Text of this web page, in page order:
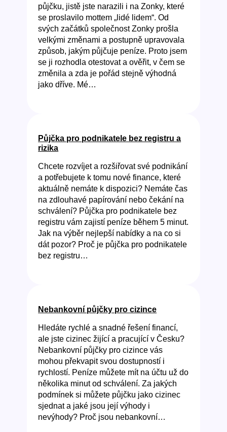
půjčku, jistě jste narazili i na Zonky, které
se proslavilo mottem „lidé lidem“. Od
svých začátků společnost Zonky prošla
velkými změnami a postupně upravovala
způsob, jakým půjčuje peníze. Proto jsem
se ji rozhodla otestovat a ověřit, v čem se
změnila a zda je pořád stejně výhodná
jako dříve. Mé…
Půjčka pro podnikatele bez registru a
rizika
Chcete rozvíjet a rozšiřovat své podnikání
a potřebujete k tomu nové finance, které
aktuálně nemáte k dispozici? Nemáte čas
na zdlouhavé papírování nebo čekání na
schválení? Půjčka pro podnikatele bez
registru vám zajistí peníze během 5 minut.
Jak na výběr nejlepší nabídky a na co si
dát pozor? Proč je půjčka pro podnikatele
bez registru…
Nebankovní půjčky pro cizince
Hledáte rychlé a snadné řešení financí,
ale jste cizinec žijící a pracující v Česku?
Nebankovní půjčky pro cizince vás
mohou překvapit svou dostupností i
rychlostí. Peníze můžete mít na účtu už do
několika minut od schválení. Za jakých
podmínek si můžete půjčku jako cizinec
sjednat a jaké jsou její výhody i
nevýhody? Proč jsou nebankovní…